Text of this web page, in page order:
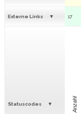
Externe Links 17
Statuscodes Anzahl